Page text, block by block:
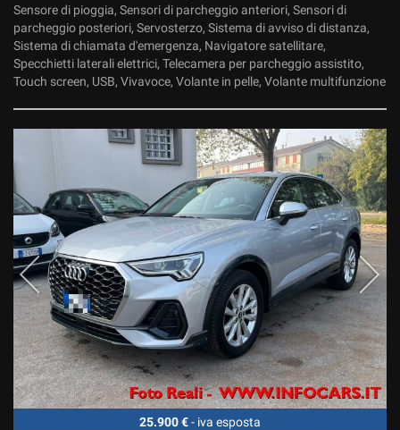
Sensore di pioggia, Sensori di parcheggio anteriori, Sensori di
parcheggio posteriori, Servosterzo, Sistema di avviso di distanza,
Sistema di chiamata d'emergenza, Navigatore satellitare,
Specchietti laterali elettrici, Telecamera per parcheggio assistito,
Touch screen, USB, Vivavoce, Volante in pelle, Volante multifunzione
25.900 €- iva esposta